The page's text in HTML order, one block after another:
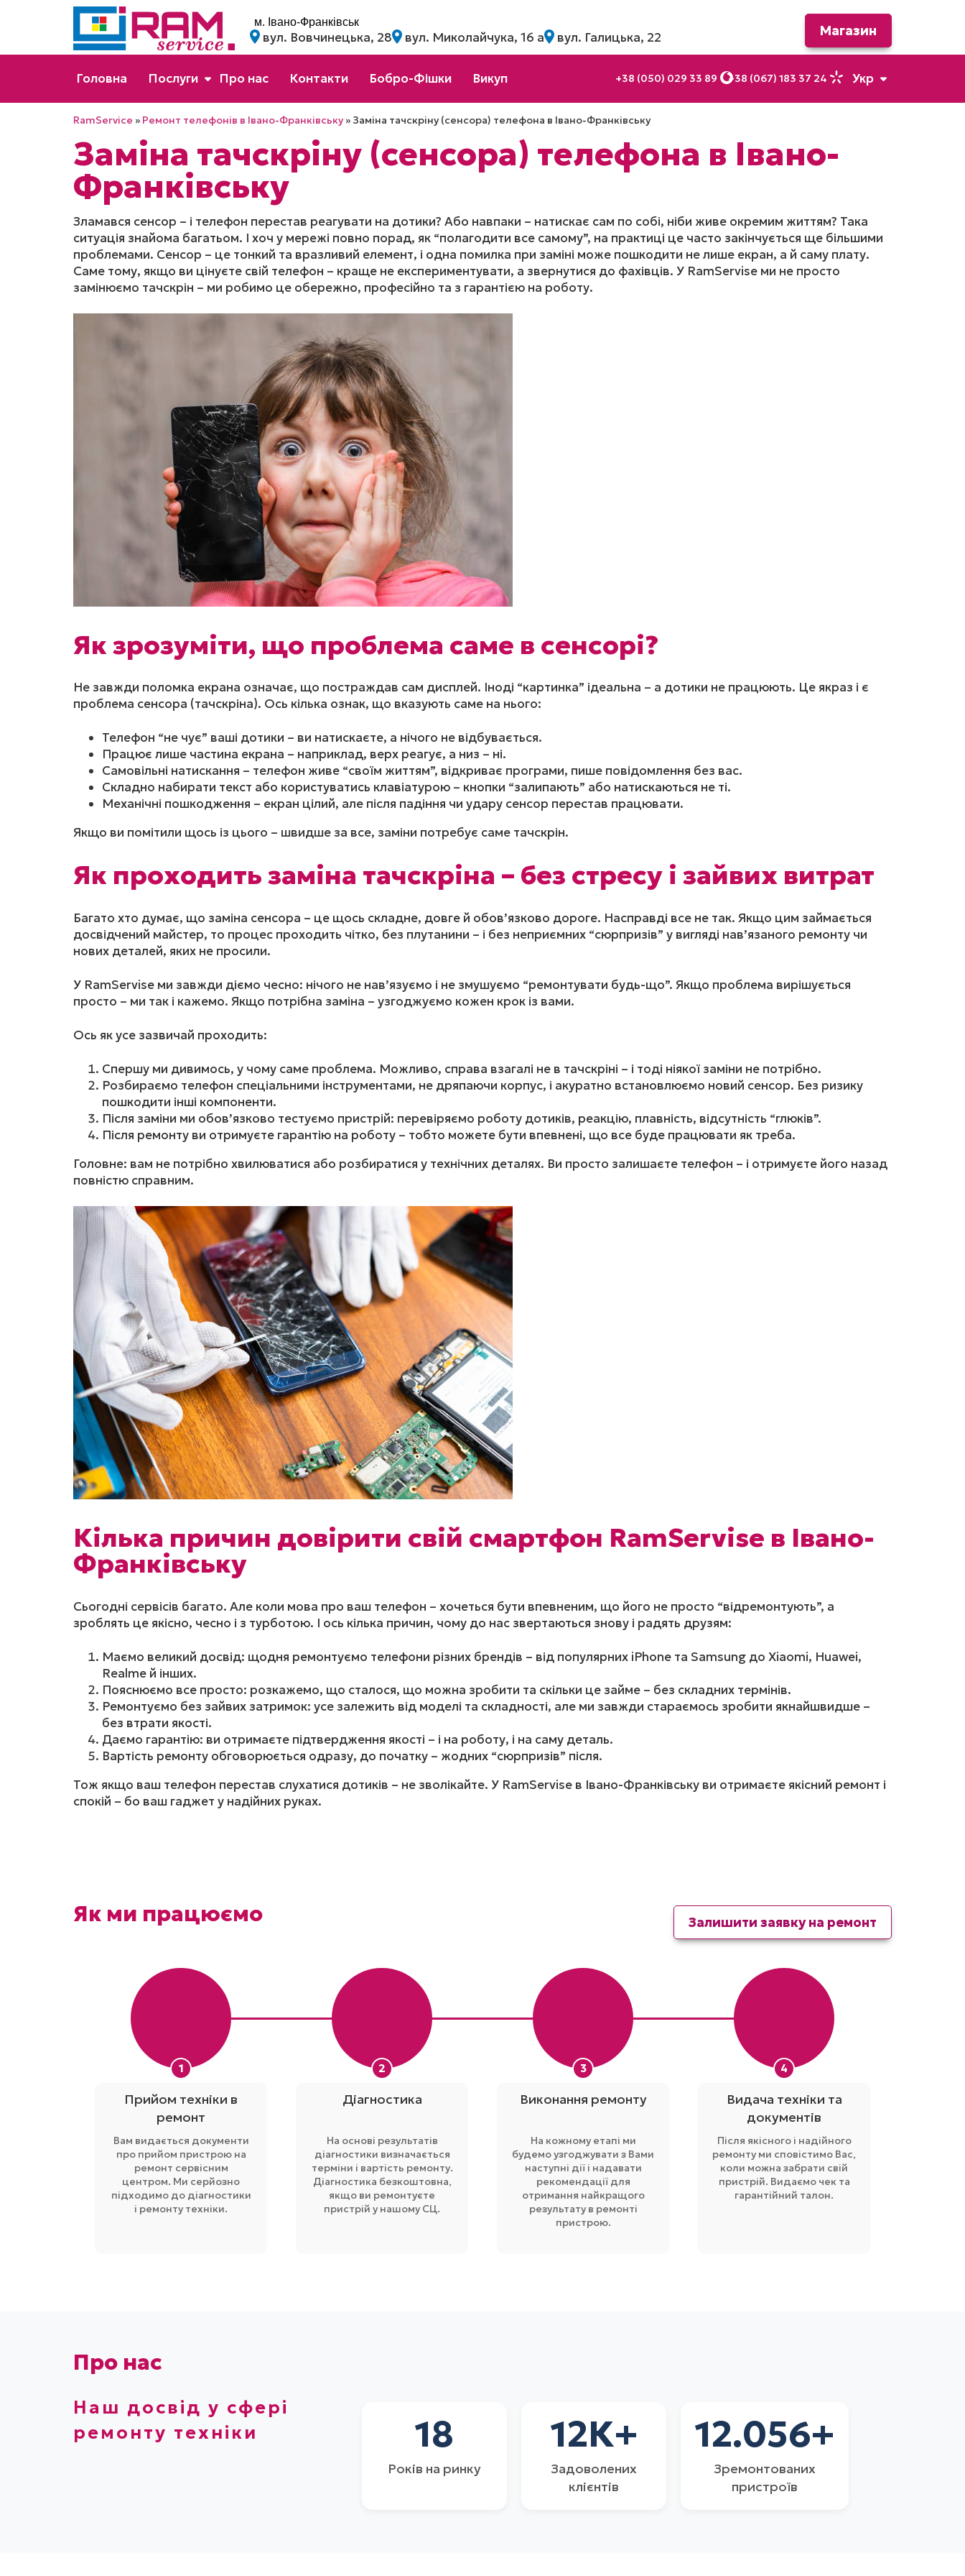
м. Івано-Франківськ
вул. Вовчинецька, 28 вул. Миколайчука, 16 а вул. Галицька, 22 Магазин
Головна Послуги Про нас Контакти Бобро-Фішки Викуп +38 (050) 029 33 89 +38 (067) 183 37 24 Укр
RamService » Ремонт телефонів в Івано-Франківську» Заміна тачскріну (сенсора) телефона в Івано-Франківську
Заміна тачскріну (сенсора) телефона в Івано-
Франківську
Зламався сенсор – і телефон перестав реагувати на дотики? Або навпаки – натискає сам по собі, ніби живе окремим життям? Така
ситуація знайома багатьом. І хоч у мережі повно порад, як “полагодити все самому”, на практиці це часто закінчується ще більшими
проблемами. Сенсор – це тонкий та вразливий елемент, і одна помилка при заміні може пошкодити не лише екран, а й саму плату.
Саме тому, якщо ви цінуєте свій телефон – краще не експериментувати, а звернутися до фахівців. У RamServise ми не просто
замінюємо тачскрін – ми робимо це обережно, професійно та з гарантією на роботу.
Як зрозуміти, що проблема саме в сенсорі?
Не завжди поломка екрана означає, що постраждав сам дисплей. Іноді “картинка” ідеальна – а дотики не працюють. Це якраз і є
проблема сенсора (тачскріна). Ось кілька ознак, що вказують саме на нього:
Телефон “не чує” ваші дотики – ви натискаєте, а нічого не відбувається.
Працює лише частина екрана – наприклад, верх реагує, а низ – ні.
Самовільні натискання – телефон живе “своїм життям”, відкриває програми, пише повідомлення без вас.
Складно набирати текст або користуватись клавіатурою – кнопки “залипають” або натискаються не ті.
Механічні пошкодження – екран цілий, але після падіння чи удару сенсор перестав працювати.
Якщо ви помітили щось із цього – швидше за все, заміни потребує саме тачскрін.
Як проходить заміна тачскріна – без стресу і зайвих витрат
Багато хто думає, що заміна сенсора – це щось складне, довге й обов’язково дороге. Насправді все не так. Якщо цим займається
досвідчений майстер, то процес проходить чітко, без плутанини – і без неприємних “сюрпризів” у вигляді нав’язаного ремонту чи
нових деталей, яких не просили.
У RamServise ми завжди діємо чесно: нічого не нав’язуємо і не змушуємо “ремонтувати будь-що”. Якщо проблема вирішується
просто – ми так і кажемо. Якщо потрібна заміна – узгоджуємо кожен крок із вами.
Ось як усе зазвичай проходить:
Спершу ми дивимось, у чому саме проблема. Можливо, справа взагалі не в тачскріні – і тоді ніякої заміни не потрібно.
Розбираємо телефон спеціальними інструментами, не дряпаючи корпус, і акуратно встановлюємо новий сенсор. Без ризику
пошкодити інші компоненти.
Після заміни ми обов’язково тестуємо пристрій: перевіряємо роботу дотиків, реакцію, плавність, відсутність “глюків”.
Після ремонту ви отримуєте гарантію на роботу – тобто можете бути впевнені, що все буде працювати як треба.
Головне: вам не потрібно хвилюватися або розбиратися у технічних деталях. Ви просто залишаєте телефон – і отримуєте його назад
повністю справним.
Кілька причин довірити свій смартфон RamServise в Івано-
Франківську
Сьогодні сервісів багато. Але коли мова про ваш телефон – хочеться бути впевненим, що його не просто “відремонтують”, а
зроблять це якісно, чесно і з турботою. І ось кілька причин, чому до нас звертаються знову і радять друзям:
Маємо великий досвід: щодня ремонтуємо телефони різних брендів – від популярних iPhone та Samsung до Xiaomi, Huawei,
Realme й інших.
Пояснюємо все просто: розкажемо, що сталося, що можна зробити та скільки це займе – без складних термінів.
Ремонтуємо без зайвих затримок: усе залежить від моделі та складності, але ми завжди стараємось зробити якнайшвидше –
без втрати якості.
Даємо гарантію: ви отримаєте підтвердження якості – і на роботу, і на саму деталь.
Вартість ремонту обговорюється одразу, до початку – жодних “сюрпризів” після.
Тож якщо ваш телефон перестав слухатися дотиків – не зволікайте. У RamServise в Івано-Франківську ви отримаєте якісний ремонт і
спокій – бо ваш гаджет у надійних руках.
Як ми працюємо Залишити заявку на ремонт
1
Прийом техніки в
ремонт
Вам видається документи
про прийом пристрою на
ремонт сервісним
центром. Ми серйозно
підходимо до діагностики
і ремонту техніки.
2
Діагностика
На основі результатів
діагностики визначається
терміни і вартість ремонту.
Діагностика безкоштовна,
якщо ви ремонтуєте
пристрій у нашому СЦ.
3
Виконання ремонту
На кожному етапі ми
будемо узгоджувати з Вами
наступні дії і надавати
рекомендації для
отримання найкращого
результату в ремонті
пристрою.
4
Видача техніки та
документів
Після якісного і надійного
ремонту ми сповістимо Вас,
коли можна забрати свій
пристрій. Видаємо чек та
гарантійний талон.
Про нас
Наш досвід у сфері
ремонту техніки
18
Років на ринку
12К+
Задоволених
клієнтів
12.056+
Зремонтованих
пристроїв